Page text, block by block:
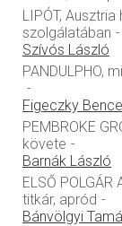
LIPÓT, Ausztria
szolgálatában
Szívós László
PANDULPHO,
Figeczky Bence
PEMBROKE
követe
Barnák László
ELSŐ
titkár, apród
Bánvölgyi